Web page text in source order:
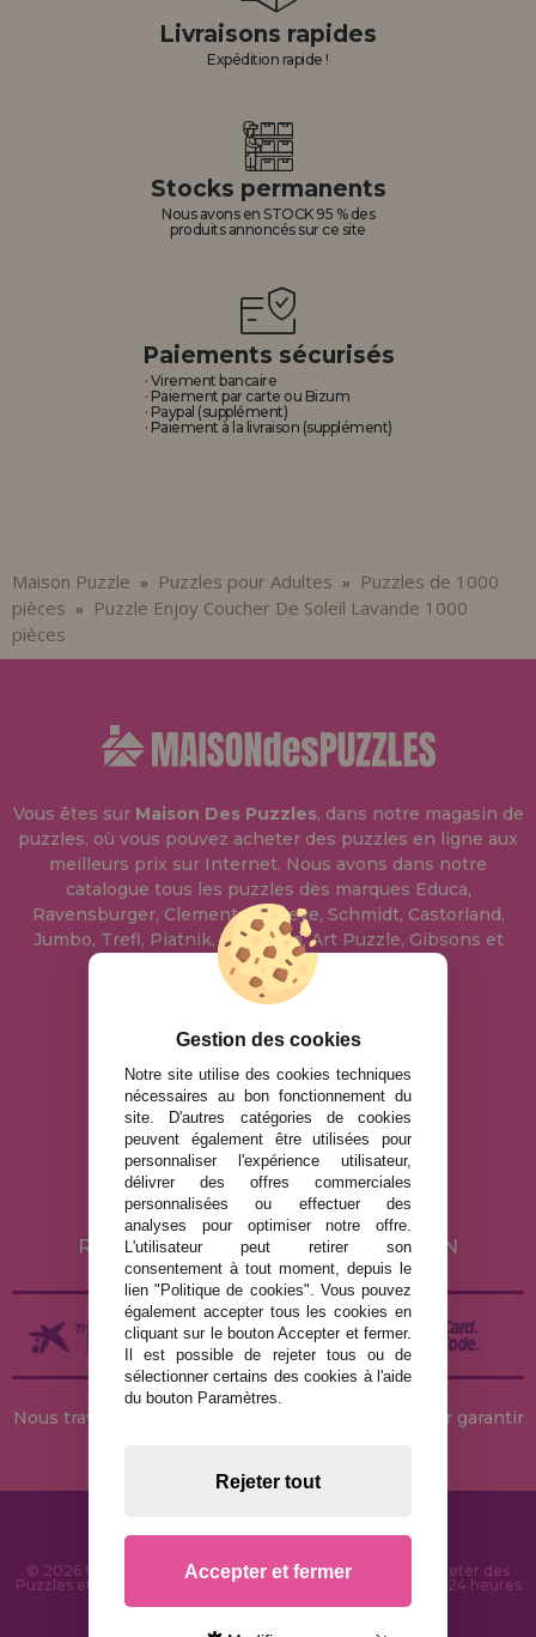
Livraisons rapides
Expédition rapide !
Stocks permanents
Nous avons en STOCK 95 % des
produits annoncés sur ce site
Paiements sécurisés
· Virement bancaire
· Paiement par carte ou Bizum
· Paypal (supplément)
· Paiement à la livraison (supplément)
Maison Puzzle » Puzzles pour Adultes »
Puzzles de 1000
pièces »
Puzzle Enjoy Coucher De Soleil Lavande 1000
pièces
Vous êtes sur Maison Des Puzzles, dans notre magasin de
puzzles, où vous pouvez acheter des puzzles en ligne aux
meilleurs prix sur Internet. Nous avons dans notre
catalogue tous les puzzles des marques Educa,
Ravensburger, Clementoni, Heye, Schmidt, Castorland,
Jumbo, Trefl, Piatnik, Anatolian, Art Puzzle, Gibsons et
bien d'autres.
info@maisondespuzzles.fr
MENTIONS LÉGALES
POLITIQUE DE CONFIDENTIALITÉ
POLITIQUE DE COOKIES
LIVRAISON ET RETOUR
RETOURS / DROIT DE RÉTRACTATION
Nous travaillons avec des stocks permanents pour garantir
© 2026 MaisonDesPuzzles.fr - Boutique en ligne pour acheter des
Puzzles et des Casse-têtes sur Internet. Livraison rapide en 24 heures
Gestion des cookies
Notre site utilise des cookies techniques
nécessaires au bon fonctionnement du
site. D'autres catégories de cookies
peuvent également être utilisées pour
personnaliser l'expérience utilisateur,
délivrer des offres commerciales
personnalisées ou effectuer des
analyses pour optimiser notre offre.
L'utilisateur peut retirer son
consentement à tout moment, depuis le
lien "Politique de cookies". Vous pouvez
également accepter tous les cookies en
cliquant sur le bouton Accepter et fermer.
Il est possible de rejeter tous ou de
sélectionner certains des cookies à l'aide
du bouton Paramètres.
Rejeter tout
Accepter et fermer